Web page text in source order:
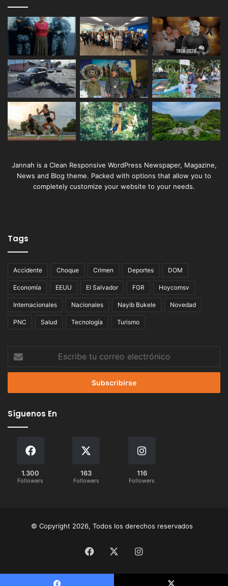
Jannah is a Clean Responsive WordPress Newspaper, Magazine,
News and Blog theme. Packed with options that allow you to
completely customize your website to your needs.
Tags
Accidente Choque Crimen Deportes DOM
Economía EEUU El Salvador FGR Hoycomsv
Internacionales Nacionales Nayib Bukele Novedad
PNC Salud Tecnología Turismo
correo
Síguenos En
1.300
Followers
163
Followers
116
Followers
© Copyright 2026, Todos los derechos reservados
Facebook Instagram